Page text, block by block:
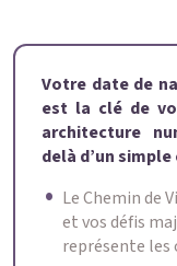
Votre date de
est la clé de
architecture
delà d’un
Le Chemin de
et vos défis
représente